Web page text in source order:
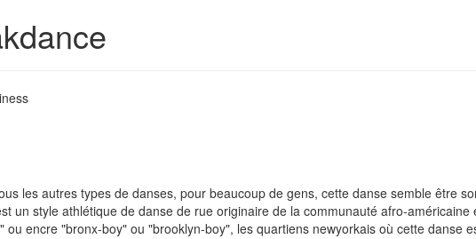
les autres types de danses, pour beaucoup de gens, cette danse semble être
un style athlétique de danse de rue originaire de la communauté afro-
encre "bronx-boy" ou "brooklyn-boy", les quartiens newyorkais où cette danse